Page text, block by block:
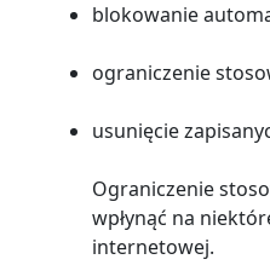
blokowanie
ograniczenie
usunięcie
Ograniczenie
wpłynąć na
internetowej.